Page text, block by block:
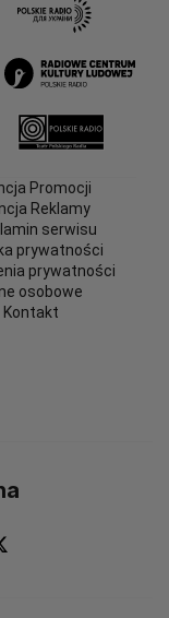
Promocji
Reklamy
serwisu
prywatności
prywatności
osobowe
Kontakt